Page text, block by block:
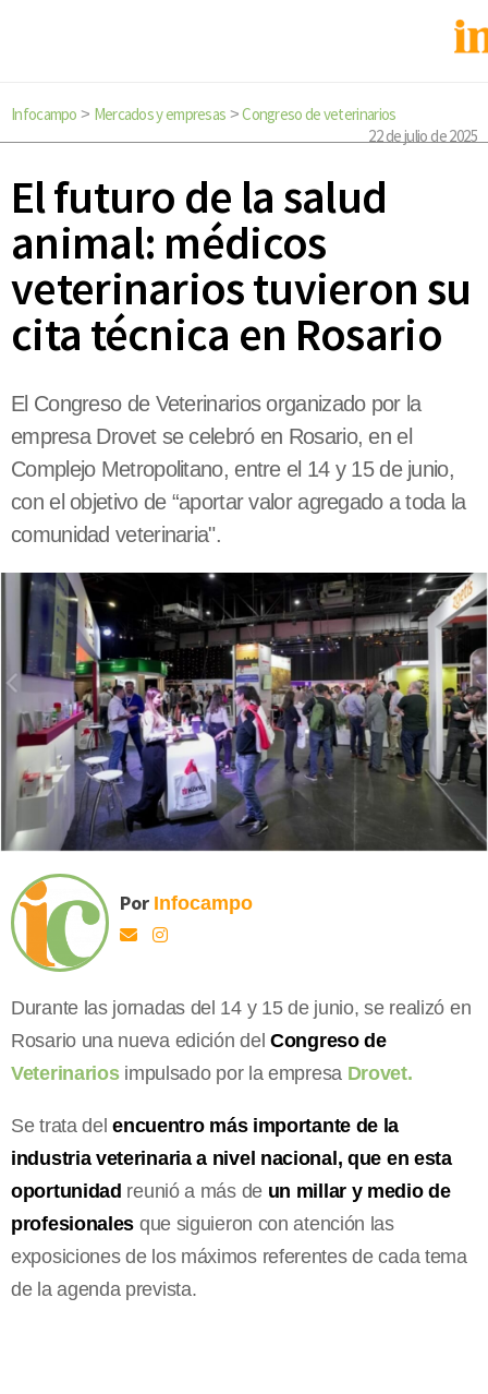
Infocampo > Mercados y empresas >Congreso de veterinarios
22 de julio de 2025
El futuro de la salud
animal: médicos
veterinarios tuvieron su
cita técnica en Rosario
El Congreso de Veterinarios organizado por la
empresa Drovet se celebró en Rosario, en el
Complejo Metropolitano, entre el 14 y 15 de junio,
con el objetivo de “aportar valor agregado a toda la
comunidad veterinaria".
Por Infocampo
Durante las jornadas del 14 y 15 de junio, se realizó en
Rosario una nueva edición del Congreso de
Veterinariosimpulsado por la empresa Drovet.
Se trata delencuentro más importante de la
industria veterinaria a nivel nacional, que en esta
oportunidad reunió a más de un millar y medio de
profesionales que siguieron con atención las
exposiciones de los máximos referentes de cada tema
de la agenda prevista.